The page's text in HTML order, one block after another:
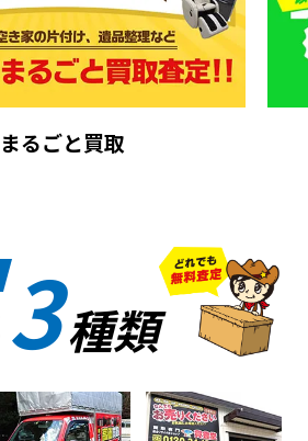
まるごと買取
3種類